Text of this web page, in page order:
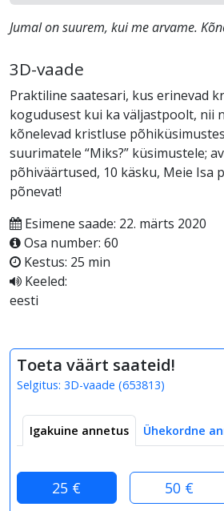
Jumal on suurem, kui me arvame.
3D-vaade
Praktiline saatesari, kus erinevad
kogudusest kui ka väljastpoolt, nii
kõnelevad kristluse
suurimatele “Miks?” küsimustele;
põhiväärtused, 10 käsku, Meie Isa
põnevat!
Esimene saade: 22. märts 2020
Osa number: 60
Kestus: 25 min
Keeled:
eesti
Toeta väärt saateid!
Selgitus: 3D-vaade (653813)
Igakuine annetus Ühekordne
25 € 50 €